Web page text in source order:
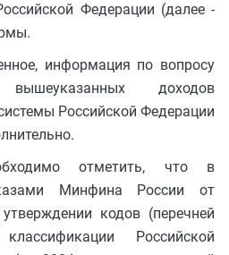
Федерации (далее -
информация по вопросу
вышеуказанных доходов
Российской Федерации
отметить, что в
Минфина России от
кодов (перечней
Российской